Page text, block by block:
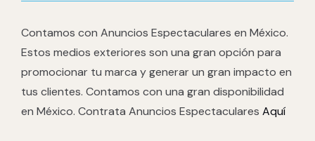
Contamos con Anuncios Espectaculares en México.
Estos medios exteriores son una gran opción para
promocionar tu marca y generar un gran impacto en
tus clientes. Contamos con una gran disponibilidad
en México. Contrata Anuncios Espectaculares Aquí